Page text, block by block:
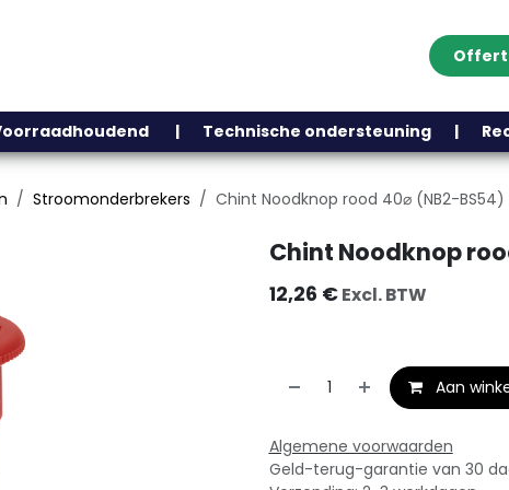
Contact Help
| Technische ondersteuning |
Stroomonderbrekers Chint Noodknop rood 40⌀ (NB2-
Chint Noodknop
12,26 €Excl. BTW
Aan
Algemene voorwaarden
Geld-terug-garantie van 30